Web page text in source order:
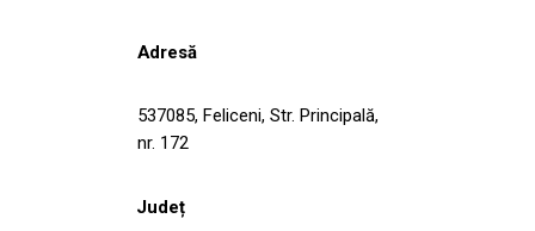
Adresă
537085, Feliceni, Str. Principală,
nr. 172
Județ